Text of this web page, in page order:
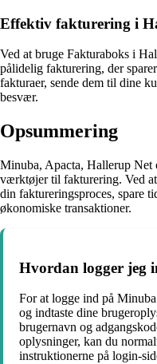
Effektiv fakturering i
Ved at bruge Fakturaboks i
pålidelig fakturering, der
fakturaer, sende dem til dine
besvær.
Opsummering
Minuba, Apacta, Hallerup Net
værktøjer til fakturering. Ved
din faktureringsproces, spare
økonomiske transaktioner.
Hvordan logger jeg
For at logge ind på
og indtaste dine
brugernavn og
oplysninger, kan du
instruktionerne på login-